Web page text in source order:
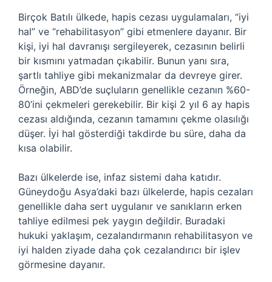
Birçok Batılı ülkede, hapis cezası uygulamaları, “iyi
hal” ve “rehabilitasyon” gibi etmenlere dayanır. Bir
kişi, iyi hal davranışı sergileyerek, cezasının belirli
bir kısmını yatmadan çıkabilir. Bunun yanı sıra,
şartlı tahliye gibi mekanizmalar da devreye girer.
Örneğin, ABD’de suçluların genellikle cezanın %60-
80’ini çekmeleri gerekebilir. Bir kişi 2 yıl 6 ay hapis
cezası aldığında, cezanın tamamını çekme olasılığı
düşer. İyi hal gösterdiği takdirde bu süre, daha da
kısa olabilir.
Bazı ülkelerde ise, infaz sistemi daha katıdır.
Güneydoğu Asya’daki bazı ülkelerde, hapis cezaları
genellikle daha sert uygulanır ve sanıkların erken
tahliye edilmesi pek yaygın değildir. Buradaki
hukuki yaklaşım, cezalandırmanın rehabilitasyon ve
iyi halden ziyade daha çok cezalandırıcı bir işlev
görmesine dayanır.